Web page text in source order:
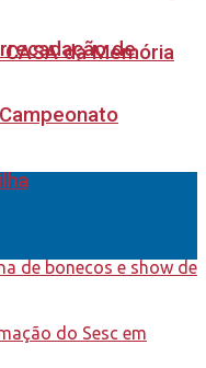
de
da Memória